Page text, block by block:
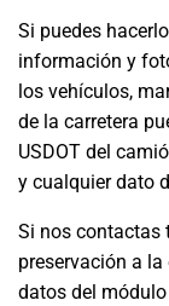
Si puedes
información y
los vehículos,
de la carretera
USDOT del
y cualquier dato
Si nos contactas
preservación a
datos del